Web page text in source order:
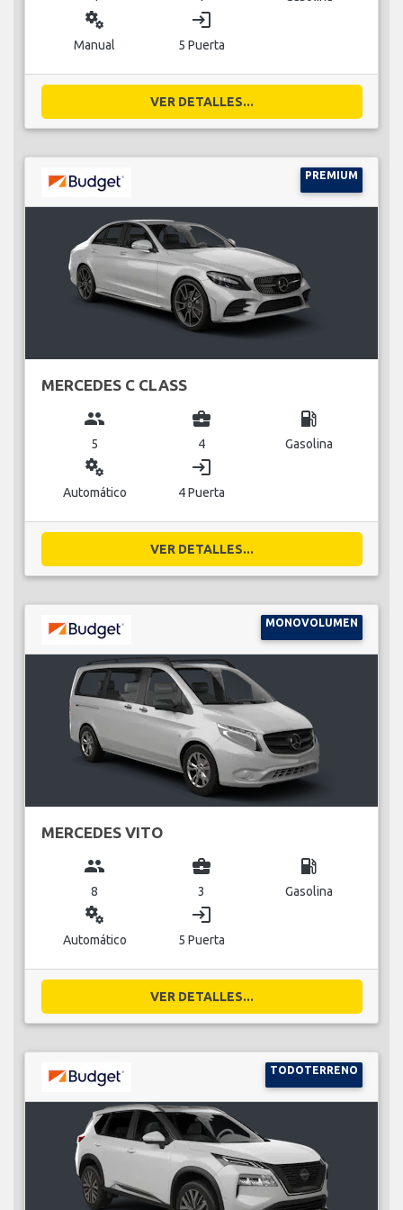
miscellaneous_services
Manual
login
5 Puerta
VER DETALLES...
PREMIUM
MERCEDES C CLASS
group
5
business_center
4
local_gas_station
Gasolina
miscellaneous_services
Automático
login
4 Puerta
VER DETALLES...
MONOVOLUMEN
MERCEDES VITO
group
8
business_center
3
local_gas_station
Gasolina
miscellaneous_services
Automático
login
5 Puerta
VER DETALLES...
TODOTERRENO